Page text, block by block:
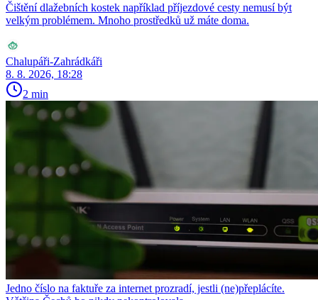
Čištění dlažebních kostek například příjezdové cesty nemusí být
velkým problémem. Mnoho prostředků už máte doma.
Chalupáři-Zahrádkáři
8. 8. 2026, 18:28
2 min
Jedno číslo na faktuře za internet prozradí, jestli (ne)přeplácíte.